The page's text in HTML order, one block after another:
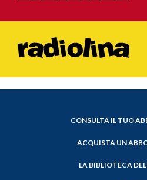
CONSULTA IL TUO
ACQUISTA UN
LA BIBLIOTECA